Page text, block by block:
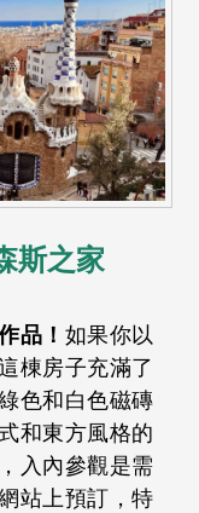
斯之家
品！ 如果你以
棟房子充滿了
色和白色磁磚
和東方風格的
入內參觀是需
站上預訂，特